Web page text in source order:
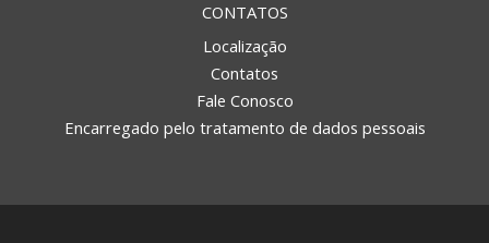
CONTATOS
Localização
Contatos
Fale Conosco
Encarregado pelo tratamento de dados pessoais